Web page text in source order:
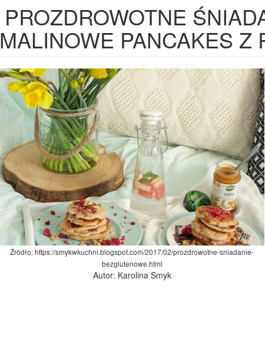
PROZDROWOTNE
MALINOWE PANCAKES
Źródło: https://smykwkuchni.blogspot.com/2017/02/prozdrowotne-sniadanie-
bezglutenowe.html
Autor: Karolina Smyk